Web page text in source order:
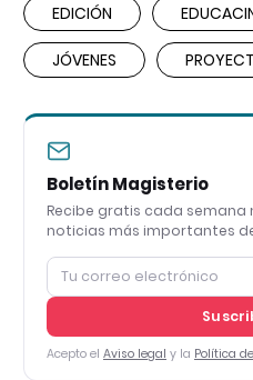
EDICIÓN
JÓVENES
Boletín Magisterio
Recibe gratis cada
noticias más importantes
Acepto el Aviso legal y la Política